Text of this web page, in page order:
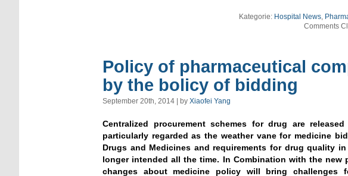
Kategorie: Hospital News,
Comments
Policy of pharmaceutical
by the bolicy of bidding
September 20th, 2014 | by Xiaofei Yang
Centralized procurement schemes for drug are
particularly regarded as the weather vane for medicine
Drugs and Medicines and requirements for drug quality
longer intended all the time. In Combination with the new
changes about medicine policy will bring challenges